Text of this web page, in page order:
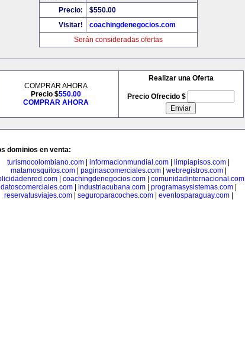
Precio:
$550.00
Visitar!
coachingdenegocios.com
Serán consideradas ofertas
COMPRAR AHORA
Precio $550.00
COMPRAR AHORA
Realizar una Oferta
Precio Ofrecido $
dominios en venta:
turismocolombiano.com
informacionmundial.com limpiapisos.com
matamosquitos.com| paginascomerciales.com| webregistros.com|
| coachingdenegocios.com| comunidadinternacional.com|
datoscomerciales.com| industriacubana.com| programasysistemas.com|
reservatusviajes.com| seguroparacoches.com| eventosparaguay.com|